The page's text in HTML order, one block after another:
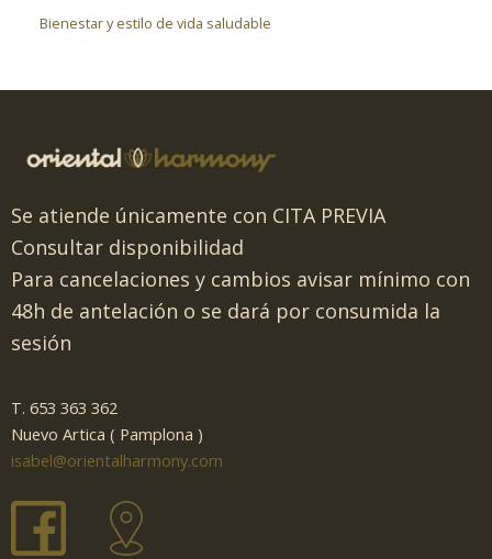
Bienestar y estilo de vida saludable
Se atiende únicamente con CITA PREVIA
Consultar disponibilidad
Para cancelaciones y cambios avisar mínimo con
48h de antelación o se dará por consumida la
sesión
T. 653 363 362
Nuevo Artica ( Pamplona )
isabel@orientalharmony.com